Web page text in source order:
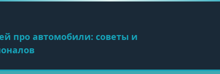
про автомобили: советы и